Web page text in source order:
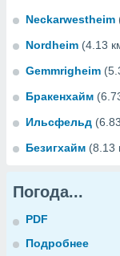
Neckarwestheim
Nordheim (4.13
Gemmrigheim
Бракенхайм
Ильсфельд
Безигхайм (8.13
Погода...
PDF
Подробнее